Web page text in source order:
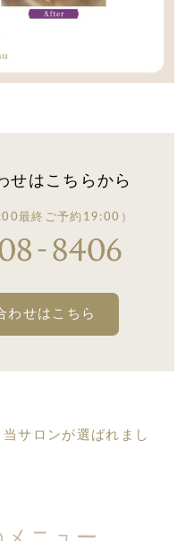
せはこちらから
最終ご予約19:00）
わせはこちら
サロンが選ばれまし